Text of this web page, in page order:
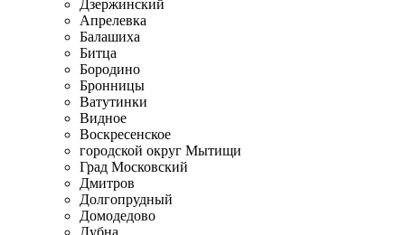
Дзержинский
Апрелевка
Балашиха
Битца
Бородино
Бронницы
Ватутинки
Видное
Воскресенское
городской округ Мытищи
Град Московский
Дмитров
Долгопрудный
Домодедово
Дубна